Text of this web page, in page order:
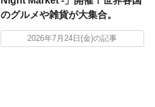
のグルメや雑貨が大集合。
2026年7月24日(金)の記事